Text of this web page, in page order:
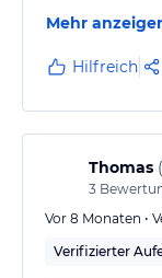
Service, Kissen
Hoteliers-/
ohne Gewähr
jeweiligen
Mehr
Hilfreich
Thomas (
3
Vor 8 Monaten •
Verifizierter